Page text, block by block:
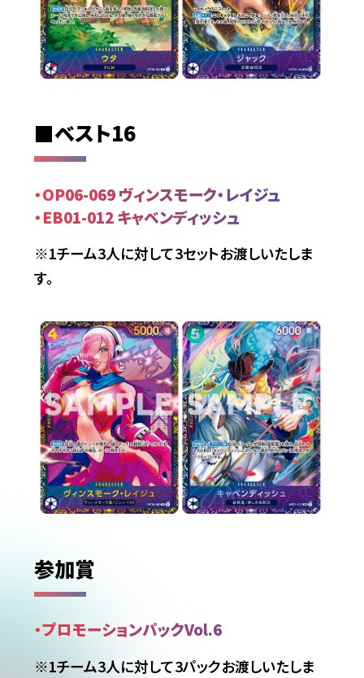
■ベスト16
・OP06-069 ヴィンスモーク・レイジュ
・EB01-012 キャベンディッシュ
※1チーム3人に対して3セットお渡しいたしま
す。
参加賞
・プロモーションパックVol.6
※1チーム3人に対して3パックお渡しいたしま